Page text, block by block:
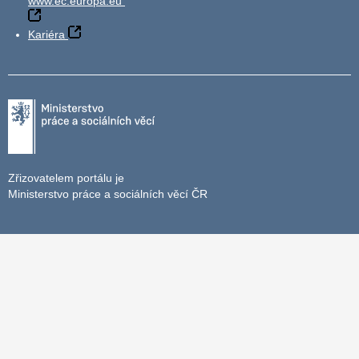
Kariéra
Zřizovatelem portálu je
Ministerstvo práce a sociálních věcí ČR